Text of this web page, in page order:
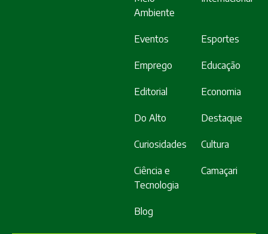
Ambiente
Eventos Esportes
Emprego Educação
Editorial Economia
Do Alto Destaque
Curiosidades Cultura
Ciência e
Tecnologia
Camaçari
Blog